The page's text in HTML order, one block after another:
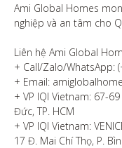
Ami Global Homes
nghiệp và an tâm cho
Liên hệ Ami Global
+ Call/Zalo/WhatsApp:
+ Email:
+ VP IQI Vietnam: 67-
Đức, TP. HCM
+ VP IQI Vietnam:
17 Đ. Mai Chí Thọ, P.